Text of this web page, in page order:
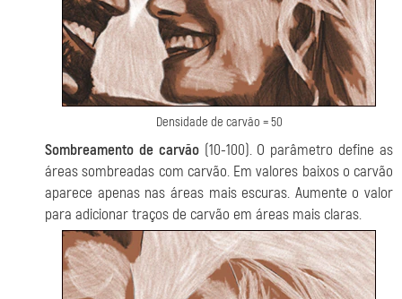
Densidade de carvão = 50
Sombreamento de carvão(10-100). O parâmetro define as
áreas sombreadas com carvão. Em valores baixos o carvão
aparece apenas nas áreas mais escuras. Aumente o valor
para adicionar traços de carvão em áreas mais claras.